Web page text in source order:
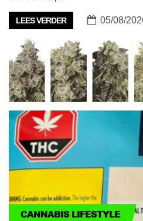
LEES VERDER 05/08/
CANNABIS LIFESTYLE